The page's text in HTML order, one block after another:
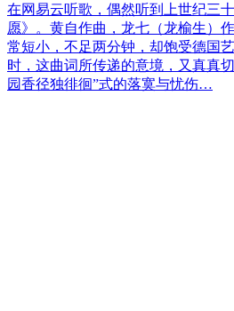
在网易云听歌，偶然听到上世纪三
愿》。黄自作曲，龙七（龙榆生）
常短小，不足两分钟，却饱受德国
时，这曲词所传递的意境，又真真
园香径独徘徊”式的落寞与忧伤…